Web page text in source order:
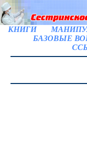
КНИГИ
БАЗОВЫЕ